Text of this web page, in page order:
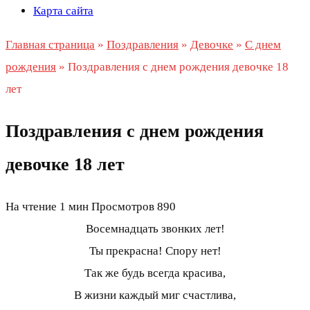
Карта сайта
Главная страница » Поздравления » Девочке » С днем
рождения » Поздравления с днем рождения девочке 18
лет
Поздравления с днем рождения
девочке 18 лет
На чтение 1 мин Просмотров 890
Восемнадцать звонких лет!
Ты прекрасна! Спору нет!
Так же будь всегда красива,
В жизни каждый миг счастлива,